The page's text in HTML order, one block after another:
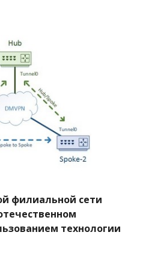
филиальной сети
технологии